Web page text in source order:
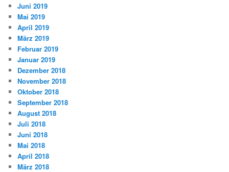
Juni 2019
Mai 2019
April 2019
März 2019
Februar 2019
Januar 2019
Dezember 2018
November 2018
Oktober 2018
September 2018
August 2018
Juli 2018
Juni 2018
Mai 2018
April 2018
März 2018